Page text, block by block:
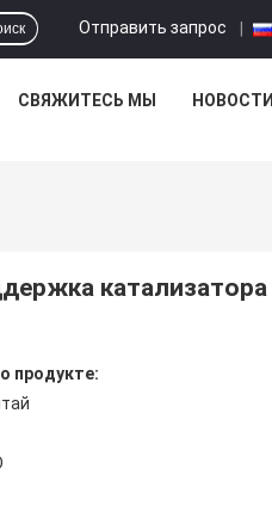
Отправить запрос |
СВЯЖИТЕСЬ МЫ НОВОСТИ
катализатора
продукте: